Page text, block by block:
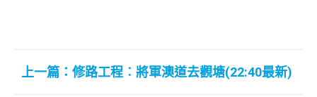
上一篇：修路工程︰將軍澳道去觀塘(22:40最新)